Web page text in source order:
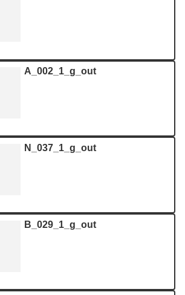
A_002_1_g_out
N_037_1_g_out
B_029_1_g_out